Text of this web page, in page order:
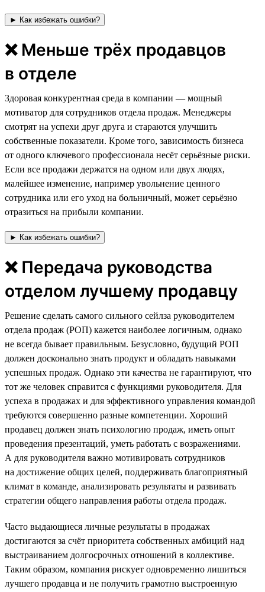
► Как избежать ошибки?
❌ Меньше трёх продавцов
в отделе
⁠⁠⁠Здоровая конкурентная среда в компании — мощный
мотиватор для сотрудников отдела продаж. Менеджеры
смотрят на успехи друг друга и стараются улучшить
собственные показатели. Кроме того, зависимость бизнеса
от одного ключевого профессионала несёт серьёзные риски.
Если все продажи держатся на одном или двух людях,
малейшее изменение, например увольнение ценного
сотрудника или его уход на больничный, может серьёзно
отразиться на прибыли компании.
► Как избежать ошибки?
❌ Передача руководства
отделом лучшему продавцу
Решение сделать самого сильного сейлза руководителем
отдела продаж (РОП) кажется наиболее логичным, однако
не всегда бывает правильным. Безусловно, будущий РОП
должен досконально знать продукт и обладать навыками
успешных продаж. Однако эти качества не гарантируют, что
тот же человек справится с функциями руководителя. Для
успеха в продажах и для эффективного управления командой
требуются совершенно разные компетенции. Хороший
продавец должен знать психологию продаж, иметь опыт
проведения презентаций, уметь работать с возражениями.
А для руководителя важно мотивировать сотрудников
на достижение общих целей, поддерживать благоприятный
климат в команде, анализировать результаты и развивать
стратегии общего направления работы отдела продаж.
Часто выдающиеся личные результаты в продажах
достигаются за счёт приоритета собственных амбиций над
выстраиванием долгосрочных отношений в коллективе.
Таким образом, компания рискует одновременно лишиться
лучшего продавца и не получить грамотно выстроенную